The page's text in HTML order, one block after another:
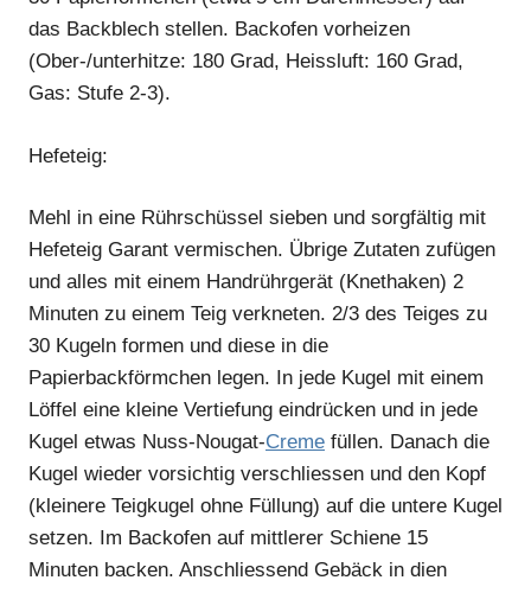
das Backblech stellen. Backofen vorheizen
(Ober-/unterhitze: 180 Grad, Heissluft: 160 Grad,
Gas: Stufe 2-3).
Hefeteig:
Mehl in eine Rührschüssel sieben und sorgfältig mit
Hefeteig Garant vermischen. Übrige Zutaten zufügen
und alles mit einem Handrührgerät (Knethaken) 2
Minuten zu einem Teig verkneten. 2/3 des Teiges zu
30 Kugeln formen und diese in die
Papierbackförmchen legen. In jede Kugel mit einem
Löffel eine kleine Vertiefung eindrücken und in jede
Kugel etwas Nuss-Nougat-Creme füllen. Danach die
Kugel wieder vorsichtig verschliessen und den Kopf
(kleinere Teigkugel ohne Füllung) auf die untere Kugel
setzen. Im Backofen auf mittlerer Schiene 15
Minuten backen. Anschliessend Gebäck in dien